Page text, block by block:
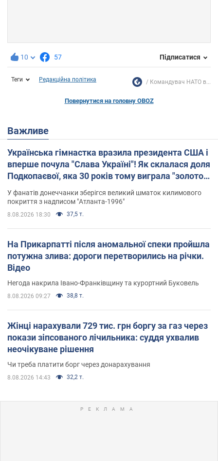
10 57 Підписатися
Теги Редакційна політика Командувач НАТО в...
Повернутися на головну OBOZ
Важливе
Українська гімнастка вразила президента США і
вперше почула "Слава Україні"! Як склалася доля
Подкопаєвої, яка 30 років тому виграла "золото"
Олімпіади
У фанатів донеччанки зберігся великий шматок килимового
покриття з надписом "Атланта-1996"
8.08.2026 18:30 37,5 т.
На Прикарпатті після аномальної спеки пройшла
потужна злива: дороги перетворились на річки.
Відео
Негода накрила Івано-Франківщину та курортний Буковель
8.08.2026 09:27 38,8 т.
Жінці нарахували 729 тис. грн боргу за газ через
покази зіпсованого лічильника: суддя ухвалив
неочікуване рішення
Чи треба платити борг через донарахування
8.08.2026 14:43 32,2 т.